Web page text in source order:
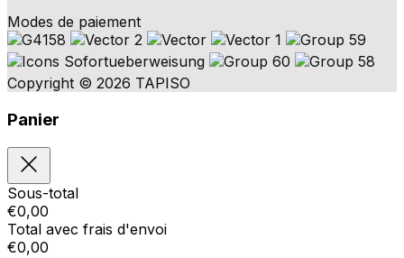
Modes de paiement
Copyright © 2026 TAPISO
Panier
Sous-total
€0,00
Total avec frais d'envoi
€0,00